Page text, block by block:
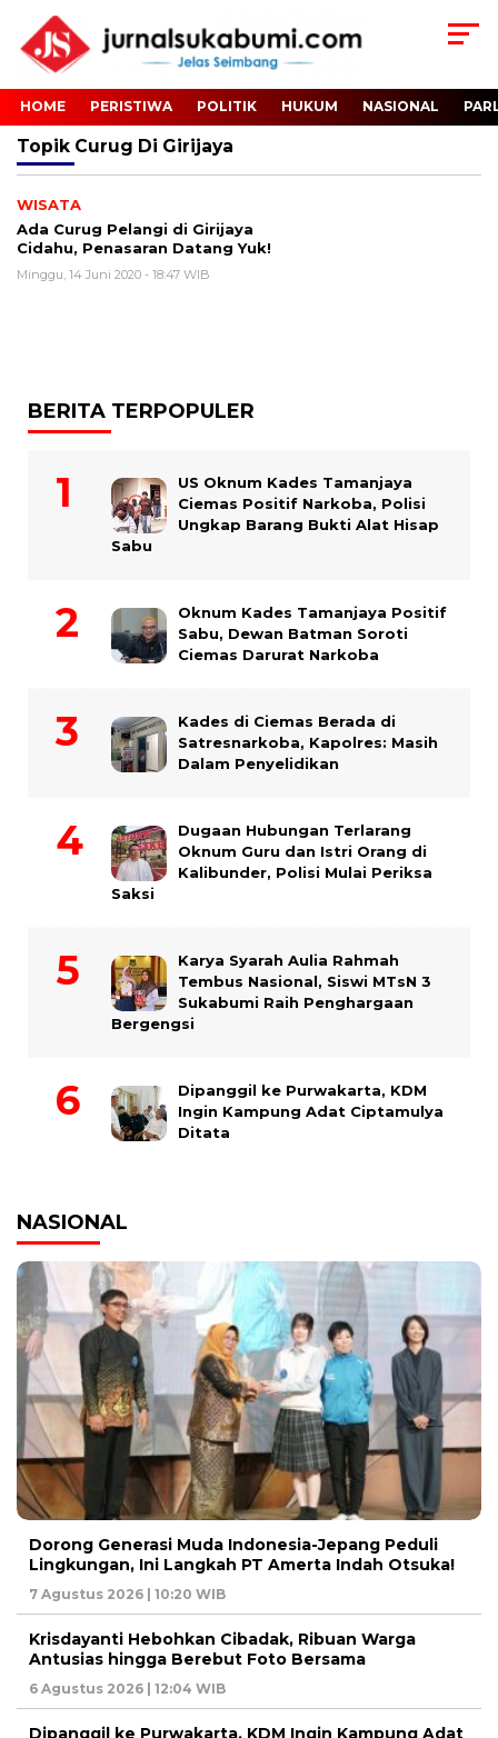
HOME PERISTIWA POLITIK HUKUM NASIONAL
Topik Curug Di Girijaya
WISATA
Ada Curug Pelangi di Girijaya
Cidahu, Penasaran Datang Yuk!
Minggu, 14 Juni 2020 - 18:47 WIB
BERITA TERPOPULER
US Oknum Kades Tamanjaya
Ciemas Positif Narkoba, Polisi
Ungkap Barang Bukti Alat Hisap
Sabu
Oknum Kades Tamanjaya Positif
Sabu, Dewan Batman Soroti
Ciemas Darurat Narkoba
Kades di Ciemas Berada di
Satresnarkoba, Kapolres: Masih
Dalam Penyelidikan
Dugaan Hubungan Terlarang
Oknum Guru dan Istri Orang di
Kalibunder, Polisi Mulai Periksa
Saksi
Karya Syarah Aulia Rahmah
Tembus Nasional, Siswi MTsN 3
Sukabumi Raih Penghargaan
Bergengsi
Dipanggil ke Purwakarta, KDM
Ingin Kampung Adat Ciptamulya
Ditata
NASIONAL
Dorong Generasi Muda Indonesia-Jepang Peduli
Lingkungan, Ini Langkah PT Amerta Indah Otsuka!
7 Agustus 2026 | 10:20 WIB
Krisdayanti Hebohkan Cibadak, Ribuan Warga
Antusias hingga Berebut Foto Bersama
6 Agustus 2026 | 12:04 WIB
Dipanggil ke Purwakarta, KDM Ingin Kampung Adat